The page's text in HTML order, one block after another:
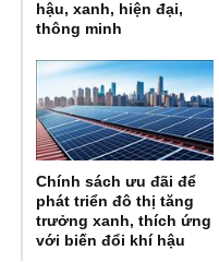
hậu, xanh, hiện đại,
thông minh
Chính sách ưu đãi để
phát triển đô thị tăng
trưởng xanh, thích ứng
với biến đổi khí hậu